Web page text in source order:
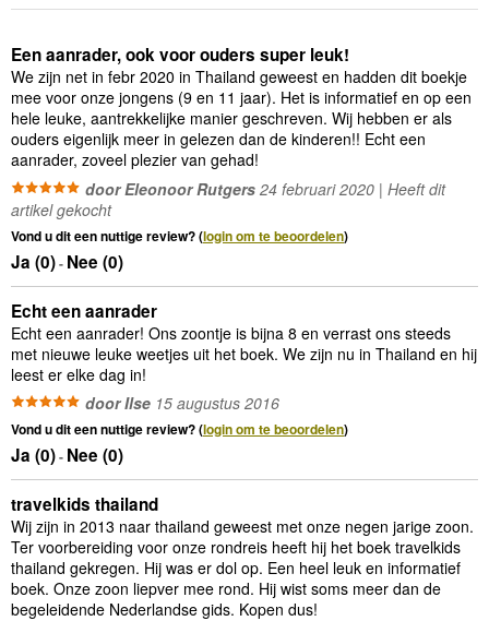
Een aanrader, ook voor ouders super leuk!
We zijn net in febr 2020 in Thailand geweest en hadden dit boekje
mee voor onze jongens (9 en 11 jaar). Het is informatief en op een
hele leuke, aantrekkelijke manier geschreven. Wij hebben er als
ouders eigenlijk meer in gelezen dan de kinderen!! Echt een
aanrader, zoveel plezier van gehad!
door Eleonoor Rutgers 24 februari 2020 | Heeft dit
artikel gekocht
Vond u dit een nuttige review? (login om te beoordelen)
Ja (0)- Nee (0)
Echt een aanrader
Echt een aanrader! Ons zoontje is bijna 8 en verrast ons steeds
met nieuwe leuke weetjes uit het boek. We zijn nu in Thailand en hij
leest er elke dag in!
door Ilse 15 augustus 2016
Vond u dit een nuttige review? (login om te beoordelen)
Ja (0)- Nee (0)
travelkids thailand
Wij zijn in 2013 naar thailand geweest met onze negen jarige zoon.
Ter voorbereiding voor onze rondreis heeft hij het boek travelkids
thailand gekregen. Hij was er dol op. Een heel leuk en informatief
boek. Onze zoon liepver mee rond. Hij wist soms meer dan de
begeleidende Nederlandse gids. Kopen dus!